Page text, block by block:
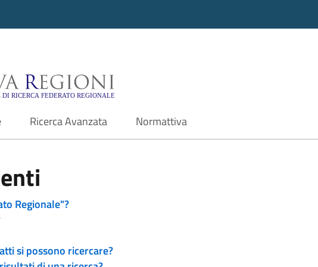
- Motore di ricerca
Ricerca Avanzata Normattiva
Regionale"?
si possono ricercare?